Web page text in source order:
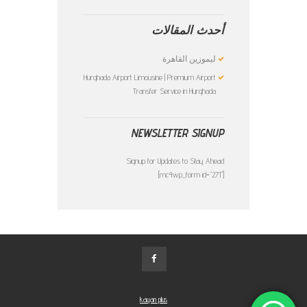
أحدث المقالات
ليموزين القاهرة
Hurghada Airport Limousine | Premium Airport
Transfer Service in Hurghada
NEWSLETTER SIGNUP
Signup for Updates to Stay Ahead
[mc4wp_form id="271"]
kayan plus